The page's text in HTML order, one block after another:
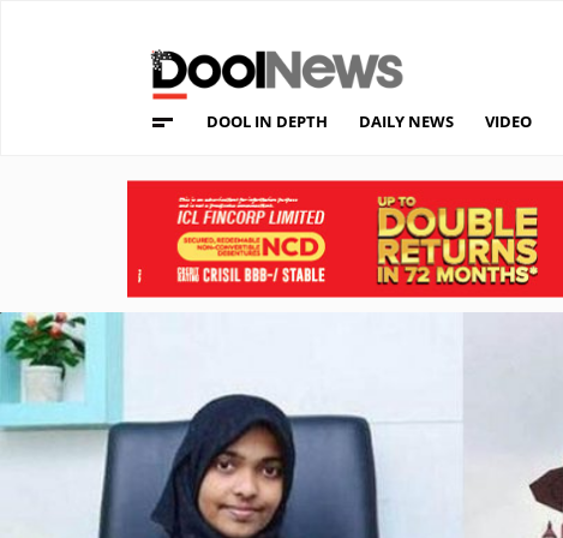
DOOL IN DEPTH DAILY NEWS VIDEO